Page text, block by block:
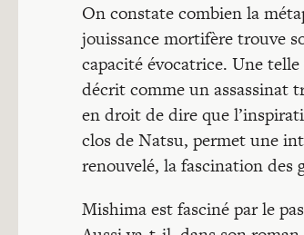
On constate combien la
jouissance mortifère trouve
capacité évocatrice. Une
décrit comme un assassinat
en droit de dire que
clos de Natsu, permet une
renouvelé, la fascination des
Mishima est fasciné par le